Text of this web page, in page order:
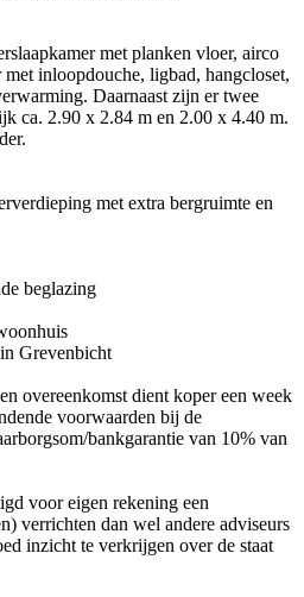
met planken vloer, airco
met inloopdouche, ligbad, hangcloset,
Daarnaast zijn er twee
ca. 2.90 x 2.84 m en 2.00 x 4.40 m.
met extra bergruimte en
beglazing
Grevenbicht
overeenkomst dient koper een week
voorwaarden bij de
bankgarantie van 10% van
voor eigen rekening een
verrichten dan wel andere adviseurs
inzicht te verkrijgen over de staat